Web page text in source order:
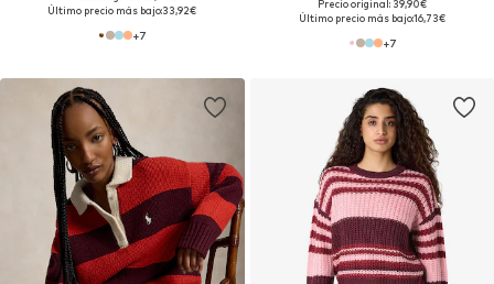
Último precio más bajo:33,92€
+7
Precio original: 39,90€
Último precio más bajo:16,73€
+7